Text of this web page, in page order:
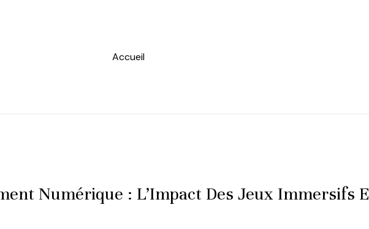
Accueil
Numérique : L’Impact Des Jeux Immersifs